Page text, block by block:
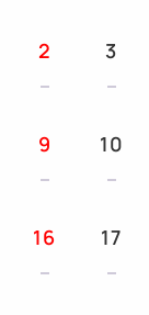
2 3
9 10
16 17